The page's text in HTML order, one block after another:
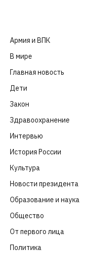
Армия и ВПК
В мире
Главная новость
Дети
Закон
Здравоохранение
Интервью
История России
Культура
Новости президента
Образование и наука
Общество
От первого лица
Политика